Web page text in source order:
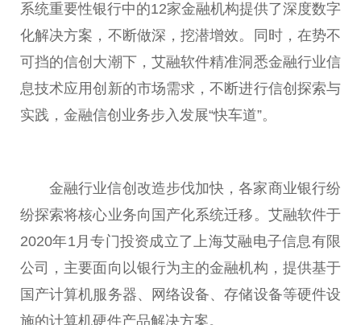
系统重要性银行中的12家金融机构提供了深度数字
化解决方案，不断做深，挖潜增效。同时，在势不
可挡的信创大潮下，艾融软件精准洞悉金融行业信
息技术应用创新的市场需求，不断进行信创探索与
实践， 金融信创业务步入发展“快车道”。
金融行业信创改造步伐加快，各家商业银行纷
纷探索将核心业务向国产化系统迁移。艾融软件于
2020年1月专门投资成立了上海艾融电子信息有限
公司，主要面向以银行为主的金融机构，提供基于
国产计算机服务器、网络设备、存储设备等硬件设
施的计算机硬件产品解决方案。